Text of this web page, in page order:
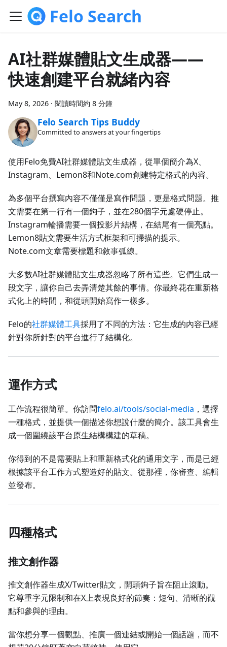
Felo Search
AI社群媒體貼文生成器——
快速創建平台就緒內容
May 8, 2026 · 閱讀時間約 8 分鐘
Felo Search Tips Buddy
Committed to answers at your fingertips
使用Felo免費AI社群媒體貼文生成器，從單個簡介為X、
Instagram、Lemon8和Note.com創建特定格式的內容。
為多個平台撰寫內容不僅僅是寫作問題，更是格式問題。推
文需要在第一行有一個鉤子，並在280個字元處硬停止。
Instagram輪播需要一個投影片結構，在結尾有一個亮點。
Lemon8貼文需要生活方式框架和可掃描的提示。
Note.com文章需要標題和敘事弧線。
大多數AI社群媒體貼文生成器忽略了所有這些。它們生成一
段文字，讓你自己去弄清楚其餘的事情。你最終花在重新格
式化上的時間，和從頭開始寫作一樣多。
Felo的社群媒體工具採用了不同的方法：它生成的內容已經
針對你所針對的平台進行了結構化。
運作方式
工作流程很簡單。你訪問felo.ai/tools/social-media ，選擇
一種格式，並提供一個描述你想說什麼的簡介。該工具會生
成一個圍繞該平台原生結構構建的草稿。
你得到的不是需要貼上和重新格式化的通用文字，而是已經
根據該平台工作方式塑造好的貼文。從那裡，你審查、編輯
並發布。
四種格式
推文創作器
推文創作器生成X/Twitter貼文，開頭鉤子旨在阻止滾動。
它尊重字元限制和在X上表現良好的節奏：短句、清晰的觀
點和參與的理由。
當你想分享一個觀點、推廣一個連結或開始一個話題，而不